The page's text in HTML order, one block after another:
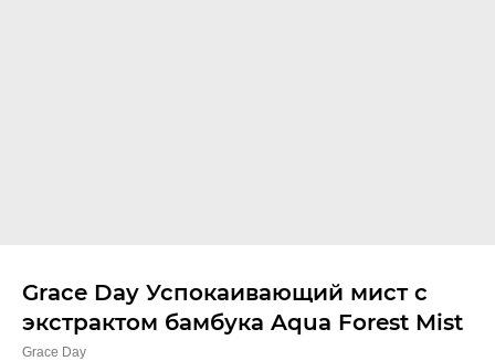
Grace Day Успокаивающий мист с
экстрактом бамбука Aqua Forest Mist
Grace Day